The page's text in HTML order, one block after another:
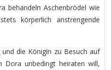
behandeln Aschenbrödel wie
körperlich anstrengende
die Königin zu Besuch auf
Dora unbedingt heiraten will,